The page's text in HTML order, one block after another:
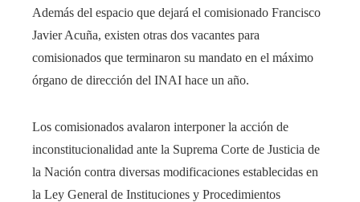
Además del espacio que dejará el comisionado Francisco
Javier Acuña, existen otras dos vacantes para
comisionados que terminaron su mandato en el máximo
órgano de dirección del INAI hace un año.
Los comisionados avalaron interponer la acción de
inconstitucionalidad ante la Suprema Corte de Justicia de
la Nación contra diversas modificaciones establecidas en
la Ley General de Instituciones y Procedimientos